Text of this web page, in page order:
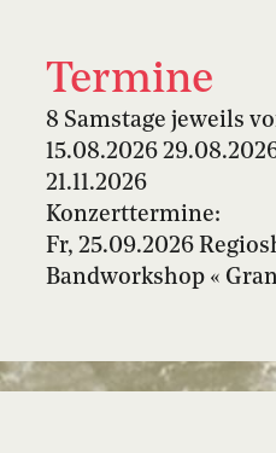
Termine
8 Samstage jeweils
15.08.2026
21.11.2026
Konzerttermine:
Fr, 25.09.2026
Bandworkshop «